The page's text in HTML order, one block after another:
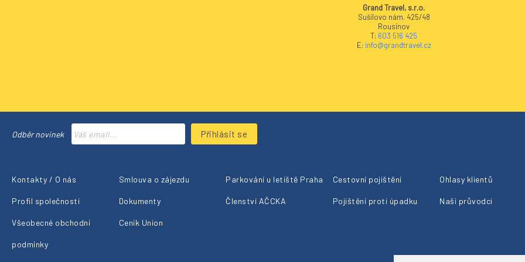
Grand Travel, s.r.o.
Sušilovo nám. 425/48
Rousínov
T: 603 516 425
E: info@grandtravel.cz
Odběr novinek Přihlásit se
Kontakty / O nás
Profil společnosti
Všeobecné obchodní
podmínky
Smlouva o zájezdu
Dokumenty
Ceník Union
Parkování u letiště Praha
Členství AČCKA
Cestovní pojištění
Pojištění proti úpadku
Ohlasy klientů
Naši průvodci